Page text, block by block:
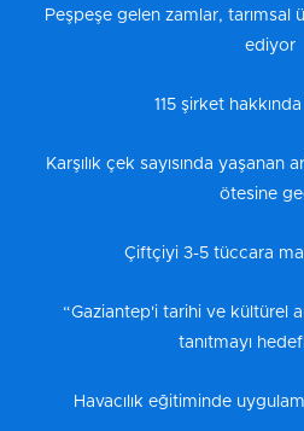
Peşpeşe gelen zamlar,
ediyor
115 şirket
Karşılık çek sayısında yaşanan
ötesine
Çiftçiyi 3-5 tüccara
“Gaziantep'i tarihi ve kültürel
tanıtmayı
Havacılık eğitiminde